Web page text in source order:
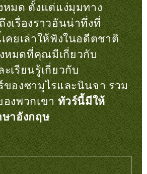
หมด ตั้งแต่แง่มุมทาง
เรื่องราวอันน่าทึ่งที่
คยเล่าให้ฟังในอดีตชาติ
หมดที่คุณมีเกี่ยวกับ
เรียนรู้เกี่ยวกับ
ของซามูไรและนินจา รวม
งพวกเขา ทัวร์นี้มีให้
าอังกฤษ